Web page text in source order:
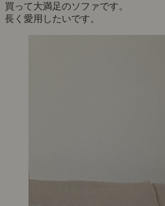
買って大満足のソファです。
長く愛用したいです。